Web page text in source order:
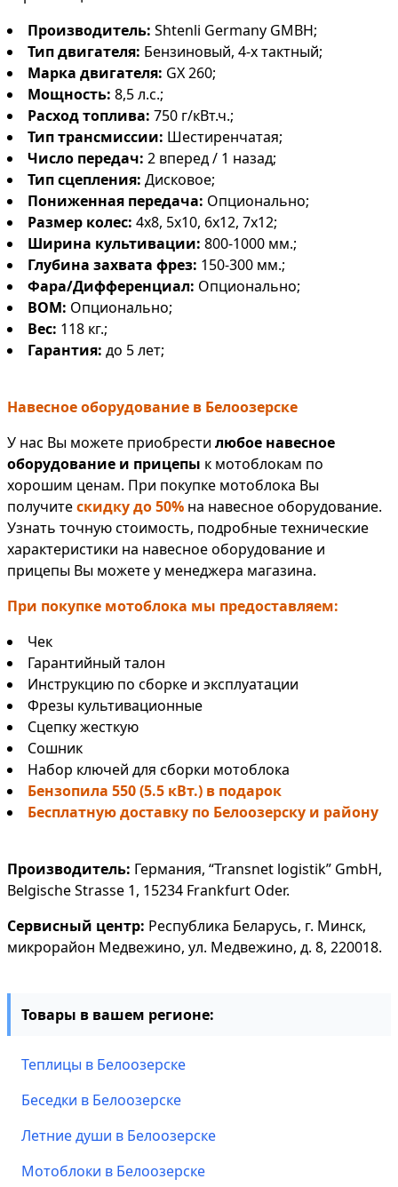
Производитель: Shtenli Germany GMBH;
Тип двигателя: Бензиновый, 4-х тактный;
Марка двигателя: GX 260;
Мощность: 8,5 л.с.;
Расход топлива: 750 г/кВт.ч.;
Тип трансмиссии: Шестиренчатая;
Число передач: 2 вперед / 1 назад;
Тип сцепления: Дисковое;
Пониженная передача: Опционально;
Размер колес: 4х8, 5х10, 6х12, 7х12;
Ширина культивации: 800-1000 мм.;
Глубина захвата фрез: 150-300 мм.;
Фара/Дифференциал: Опционально;
ВОМ: Опционально;
Вес: 118 кг.;
Гарантия: до 5 лет;
Навесное оборудование в Белоозерске
У нас Вы можете приобрести любое навесное
оборудование и прицепы к мотоблокам по
хорошим ценам. При покупке мотоблока Вы
получитескидку до 50% на навесное оборудование.
Узнать точную стоимость, подробные технические
характеристики на навесное оборудование и
прицепы Вы можете у менеджера магазина.
При покупке мотоблока мы предоставляем:
Чек
Гарантийный талон
Инструкцию по сборке и эксплуатации
Фрезы культивационные
Сцепку жесткую
Сошник
Набор ключей для сборки мотоблока
Бензопила 550 (5.5 кВт.) в подарок
Бесплатную доставку по Белоозерску и району
Производитель: Германия, “Transnet logistik” GmbH,
Belgische Strasse 1, 15234 Frankfurt Oder.
Сервисный центр: Республика Беларусь, г. Минск,
микрорайон Медвежино, ул. Медвежино, д. 8, 220018.
Товары в вашем регионе:
Теплицы в Белоозерске
Беседки в Белоозерске
Летние души в Белоозерске
Мотоблоки в Белоозерске